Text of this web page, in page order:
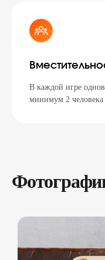
В каждой игре
минимум 2 человека